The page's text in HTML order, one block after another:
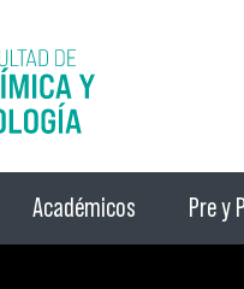
Académicos Pre y